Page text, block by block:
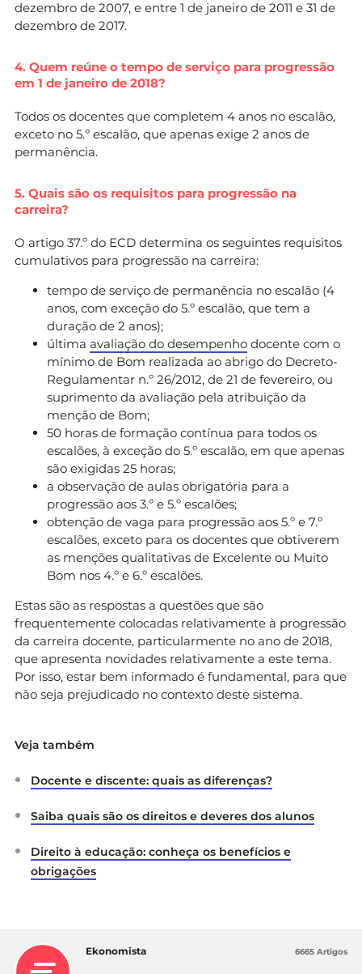
dezembro de 2007, e entre 1 de janeiro de 2011 e 31 de
dezembro de 2017.
4. Quem reúne o tempo de serviço para progressão
em 1 de janeiro de 2018?
Todos os docentes que completem 4 anos no escalão,
exceto no 5.º escalão, que apenas exige 2 anos de
permanência.
5. Quais são os requisitos para progressão na
carreira?
O artigo 37.º do ECD determina os seguintes requisitos
cumulativos para progressão na carreira:
tempo de serviço de permanência no escalão (4
anos, com exceção do 5.º escalão, que tem a
duração de 2 anos);
última avaliação do desempenho docente com o
mínimo de Bom realizada ao abrigo do Decreto-
Regulamentar n.º 26/2012, de 21 de fevereiro, ou
suprimento da avaliação pela atribuição da
menção de Bom;
50 horas de formação contínua para todos os
escalões, à exceção do 5.º escalão, em que apenas
são exigidas 25 horas;
a observação de aulas obrigatória para a
progressão aos 3.º e 5.º escalões;
obtenção de vaga para progressão aos 5.º e 7.º
escalões, exceto para os docentes que obtiverem
as menções qualitativas de Excelente ou Muito
Bom nos 4.º e 6.º escalões.
Estas são as respostas a questões que são
frequentemente colocadas relativamente à progressão
da carreira docente, particularmente no ano de 2018,
que apresenta novidades relativamente a este tema.
Por isso, estar bem informado é fundamental, para que
não seja prejudicado no contexto deste sistema.
Veja também
Docente e discente: quais as diferenças?
Saiba quais são os direitos e deveres dos alunos
Direito à educação: conheça os benefícios e
obrigações
Ekonomista 6665 Artigos